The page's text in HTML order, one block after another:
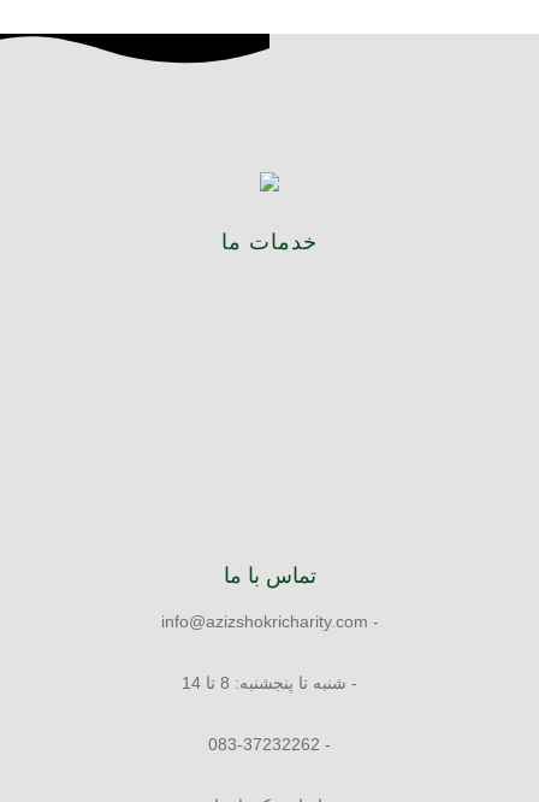
خدمات ما
تماس با ما
- info@azizshokricharity.com
- شنبه تا پنجشنبه: 8 تا 14
- 083-37232262